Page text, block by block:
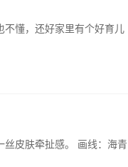
懂，还好家里有个好育儿
皮肤牵扯感。 画线：海青